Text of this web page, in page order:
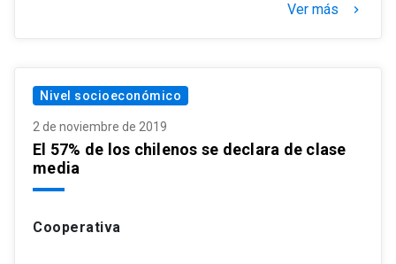
Ver más keyboard_arrow_right
Nivel socioeconómico
2 de noviembre de 2019
El 57% de los chilenos se declara de clase
media
Cooperativa